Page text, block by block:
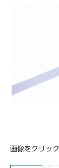
画像をクリッ